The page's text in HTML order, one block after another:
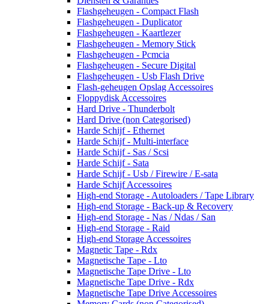
Flashgeheugen - Compact Flash
Flashgeheugen - Duplicator
Flashgeheugen - Kaartlezer
Flashgeheugen - Memory Stick
Flashgeheugen - Pcmcia
Flashgeheugen - Secure Digital
Flashgeheugen - Usb Flash Drive
Flash-geheugen Opslag Accessoires
Floppydisk Accessoires
Hard Drive - Thunderbolt
Hard Drive (non Categorised)
Harde Schijf - Ethernet
Harde Schijf - Multi-interface
Harde Schijf - Sas / Scsi
Harde Schijf - Sata
Harde Schijf - Usb / Firewire / E-sata
Harde Schijf Accessoires
High-end Storage - Autoloaders / Tape Library
High-end Storage - Back-up & Recovery
High-end Storage - Nas / Ndas / San
High-end Storage - Raid
High-end Storage Accessoires
Magnetic Tape - Rdx
Magnetische Tape - Lto
Magnetische Tape Drive - Lto
Magnetische Tape Drive - Rdx
Magnetische Tape Drive Accessoires